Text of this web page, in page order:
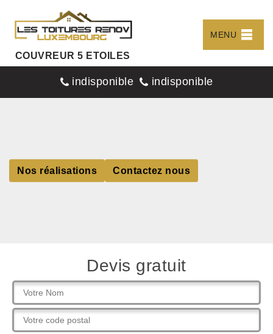
COUVREUR 5 ETOILES
MENU
indisponible indisponible
Nos réalisations Contactez nous
Devis gratuit